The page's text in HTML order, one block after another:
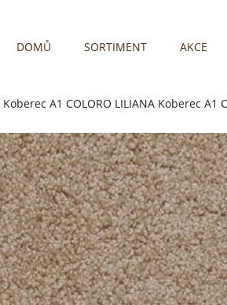
DOMŮ SORTIMENT AKCE
Koberec A1 COLORO LILIANA Koberec A1